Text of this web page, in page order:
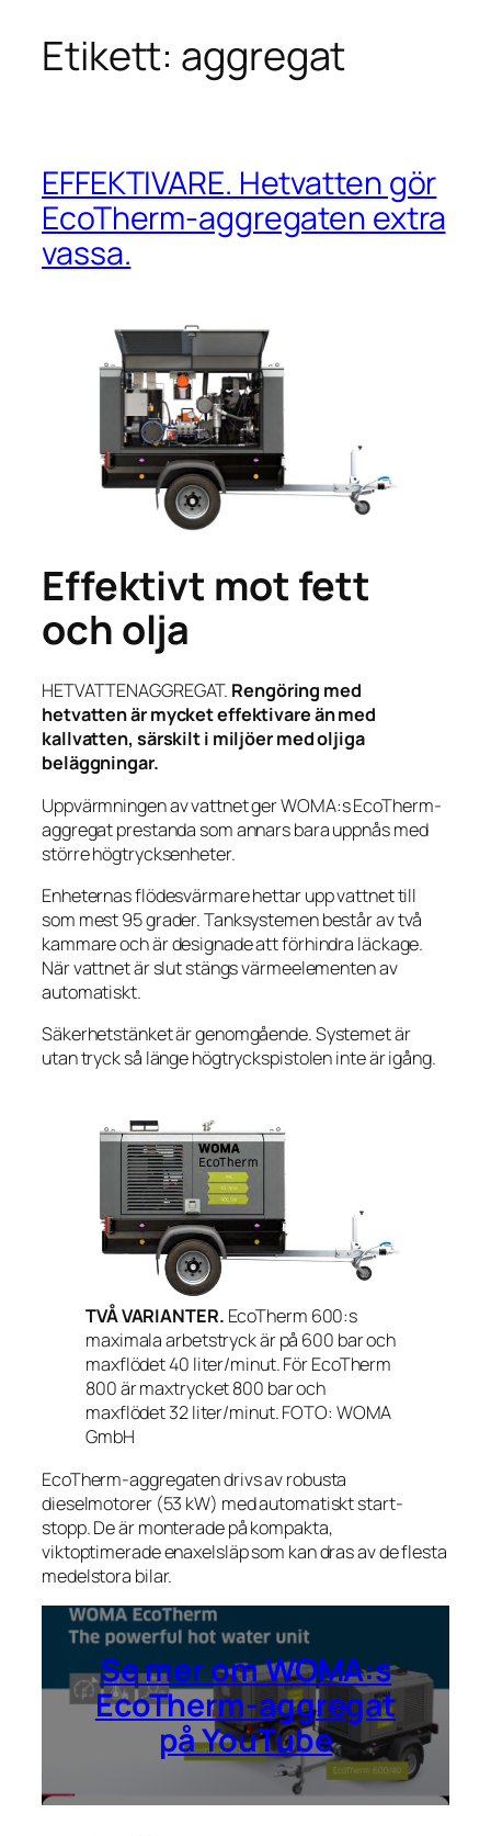
HoppaEtikett: aggregat
EFFEKTIVARE. Hetvatten gör
EcoTherm-aggregaten extra
vassa.
Effektivt mot fett
och olja
HETVATTENAGGREGAT. Rengöring med
hetvatten är mycket effektivare än med
kallvatten, särskilt i miljöer med oljiga
beläggningar.
Uppvärmningen av vattnet ger WOMA:s EcoTherm-
aggregat prestanda som annars bara uppnås med
större högtrycksenheter.
Enheternas flödesvärmare hettar upp vattnet till
som mest 95 grader. Tanksystemen består av två
kammare och är designade att förhindra läckage.
När vattnet är slut stängs värmeelementen av
automatiskt.
Säkerhetstänket är genomgående. Systemet är
utan tryck så länge högtryckspistolen inte är igång.
TVÅ VARIANTER. EcoTherm 600:s
maximala arbetstryck är på 600 bar och
maxflödet 40 liter/minut. För EcoTherm
800 är maxtrycket 800 bar och
maxflödet 32 liter/minut. FOTO: WOMA
GmbH
EcoTherm-aggregaten drivs av robusta
dieselmotorer (53 kW) med automatiskt start-
stopp. De är monterade på kompakta,
viktoptimerade enaxelsläp som kan dras av de flesta
medelstora bilar.
Se mer om WOMA:s
EcoTherm-aggregat
på YouTube